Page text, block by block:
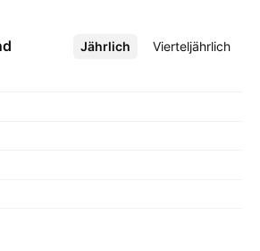
Jährlich Vierteljährlich
Mehr